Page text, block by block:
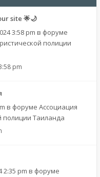
site 🌟🌙
3:58 pm в форуме
полиции
pm
в форуме Ассоциация
полиции Таиланда
2:35 pm в форуме